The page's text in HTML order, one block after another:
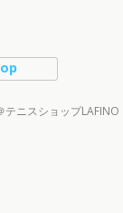
ニスショップLAFINO